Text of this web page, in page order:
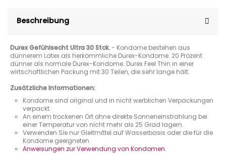
Beschreibung
Durex Gefühlsecht Ultra 30 Stck.- Kondome bestehen aus
dünnerem Latex als herkömmliche Durex-Kondome. 20 Prozent
dünner als normale Durex-Kondome. Durex Feel Thin in einer
wirtschaftlichen Packung mit 30 Teilen, die sehr lange hält.
Zusätzliche Informationen:
Kondome sind original und in nicht werblichen Verpackungen
verpackt.
An einem trockenen Ort ohne direkte Sonneneinstrahlung bei
einer Temperatur von nicht mehr als 25 Grad lagern.
Verwenden Sie nur Gleitmittel auf Wasserbasis oder die für die
Kondome geeigneten.
Anweisungen zur Verwendung von Kondomen.